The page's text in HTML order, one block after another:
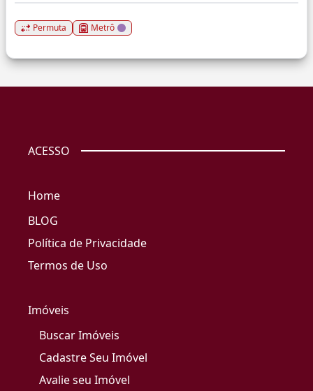
Permuta Metrô
ACESSO
Home
BLOG
Política de Privacidade
Termos de Uso
Imóveis
Buscar Imóveis
Cadastre Seu Imóvel
Avalie seu Imóvel